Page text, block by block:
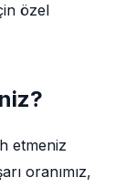
özel
etmeniz
oranımız,